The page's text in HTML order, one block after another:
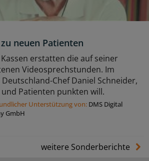
neuen Patienten
Kassen erstatten die auf seiner
Videosprechstunden. Im
Chef Daniel Schneider,
und Patienten punkten will.
Unterstützung von: DMS Digital
GmbH
weitere Sonderberichte